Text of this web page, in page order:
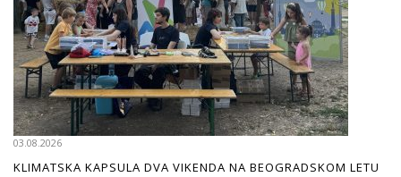
03.08.2026
KLIMATSKA KAPSULA DVA VIKENDA NA BEOGRADSKOM LETU